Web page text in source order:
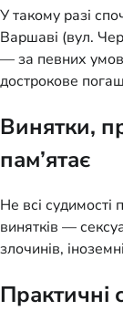
У такому разі
Варшаві (вул.
— за певних
дострокове
Винятки,
пам’ятає
Не всі
винятків —
злочинів,
Практичні